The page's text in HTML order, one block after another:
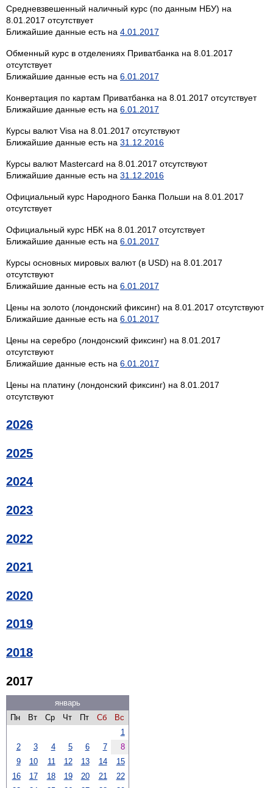
Средневзвешенный наличный курс (по данным НБУ) на
8.01.2017 отсутствует
Ближайшие данные есть на 4.01.2017
Обменный курс в отделениях Приватбанка на 8.01.2017
отсутствует
Ближайшие данные есть на 6.01.2017
Конвертация по картам Приватбанка на 8.01.2017 отсутствует
Ближайшие данные есть на 6.01.2017
Курсы валют Visa на 8.01.2017 отсутствуют
Ближайшие данные есть на 31.12.2016
Курсы валют Mastercard на 8.01.2017 отсутствуют
Ближайшие данные есть на 31.12.2016
Официальный курс Народного Банка Польши на 8.01.2017
отсутствует
Официальный курс НБК на 8.01.2017 отсутствует
Ближайшие данные есть на 6.01.2017
Курсы основных мировых валют (в USD) на 8.01.2017
отсутствуют
Ближайшие данные есть на 6.01.2017
Цены на золото (лондонский фиксинг) на 8.01.2017 отсутствуют
Ближайшие данные есть на 6.01.2017
Цены на серебро (лондонский фиксинг) на 8.01.2017
отсутствуют
Ближайшие данные есть на 6.01.2017
Цены на платину (лондонский фиксинг) на 8.01.2017
отсутствуют
2026
2025
2024
2023
2022
2021
2020
2019
2018
2017
январь
Пн
Вт Ср Чт Пт Сб
Вс
1
2
3 4 5 6 7
8
9
10 11 12 13 14
15
16
17 18 19 20 21
22